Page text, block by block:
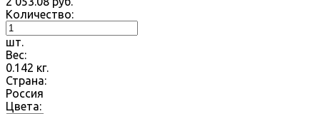
Количество:
шт.
Вес:
0.142 кг.
Страна:
Россия
Цвета: